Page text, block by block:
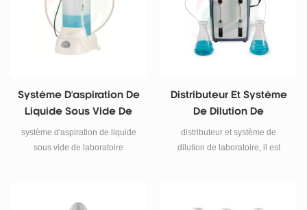
Système D'aspiration De
Liquide Sous Vide De
Laboratoire
système d'aspiration de liquide
sous vide de laboratoire
Distributeur Et Système
De Dilution De
Laboratoire
distributeur et système de
dilution de laboratoire, il est